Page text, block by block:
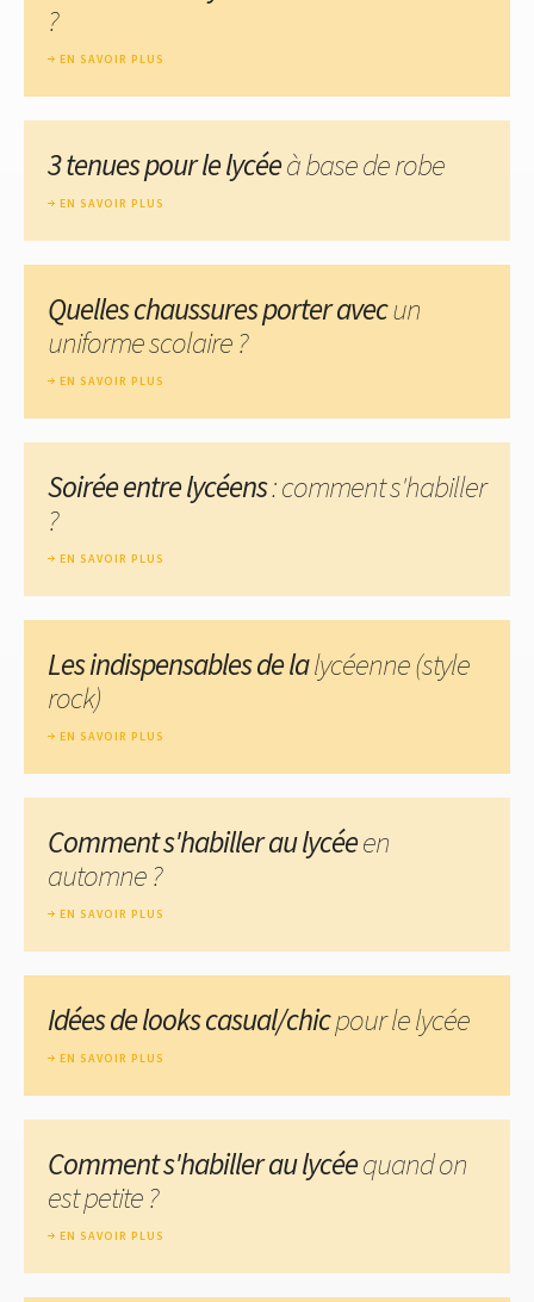
?
EN SAVOIR PLUS
3 tenues pour le lycéeà base de robe
EN SAVOIR PLUS
Quelles chaussures porter avecun
uniforme scolaire ?
EN SAVOIR PLUS
Soirée entre lycéens: comment s'habiller
?
EN SAVOIR PLUS
Les indispensables de lalycéenne (style
rock)
EN SAVOIR PLUS
Comment s'habiller au lycéeen
automne ?
EN SAVOIR PLUS
Idées de looks casual/chicpour le lycée
EN SAVOIR PLUS
Comment s'habiller au lycéequand on
est petite ?
EN SAVOIR PLUS